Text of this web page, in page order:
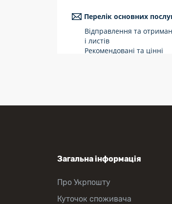
Перелік основних
Відправлення та
і листів
Рекомендовані та цінні
Виплата пенсій та
Продаж марок та
Загальна інформація
Про Укрпошту
Куточок споживача